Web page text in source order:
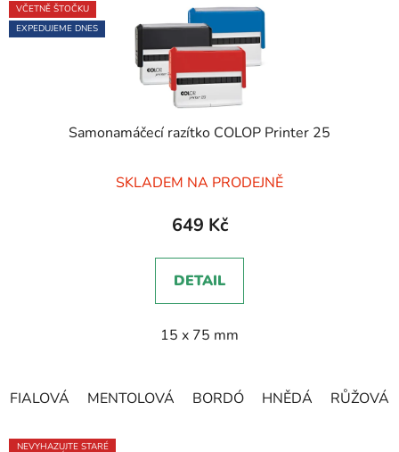
VČETNĚ ŠTOČKU
EXPEDUJEME DNES
Samonamáčecí razítko COLOP Printer 25
hodnocení
produktu
5,0
z
hvězdiček.
SKLADEM NA PRODEJNĚ
649 Kč
DETAIL
15 x 75 mm
FIALOVÁ MENTOLOVÁ BORDÓ HNĚDÁ RŮŽOVÁ
NEVYHAZUJTE STARÉ